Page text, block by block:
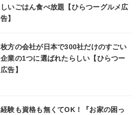
しいごはん食べ放題【ひらつーグルメ広
告】
枚方の会社が日本で300社だけのすごい
企業の1つに選ばれたらしい【ひらつー
広告】
経験も資格も無くてOK！『お家の困っ